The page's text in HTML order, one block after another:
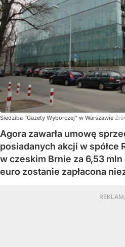
Siedziba "Gazety Wyborczej" w Warszawie
Agora zawarła umowę
posiadanych akcji w spółce
w czeskim Brnie za 6,53 mln
euro zostanie zapłacona